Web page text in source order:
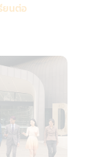
ยนต่อ